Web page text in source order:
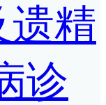
遗精
诊